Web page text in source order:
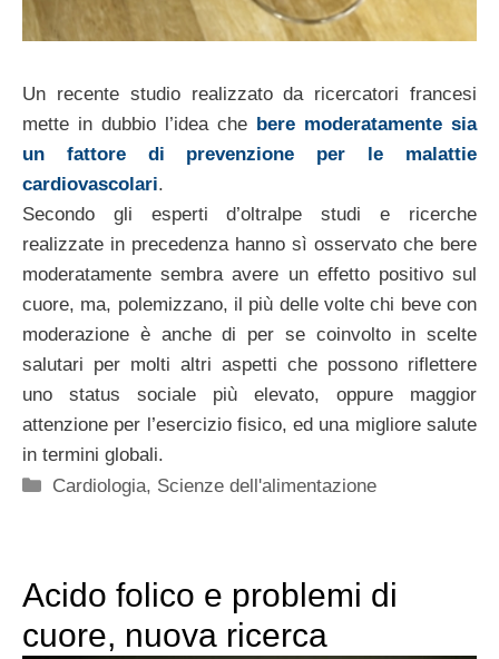
Un recente studio realizzato da ricercatori francesi
mette in dubbio l’idea che bere moderatamente sia
un fattore di prevenzione per le malattie
cardiovascolari.
Secondo gli esperti d’oltralpe studi e ricerche
realizzate in precedenza hanno sì osservato che bere
moderatamente sembra avere un effetto positivo sul
cuore, ma, polemizzano, il più delle volte chi beve con
moderazione è anche di per se coinvolto in scelte
salutari per molti altri aspetti che possono riflettere
uno status sociale più elevato, oppure maggior
attenzione per l’esercizio fisico, ed una migliore salute
in termini globali.
Categorie
Cardiologia, Scienze dell'alimentazione
Acido folico e problemi di
cuore, nuova ricerca